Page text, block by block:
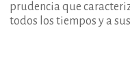
prudencia que
todos los tiempos y a